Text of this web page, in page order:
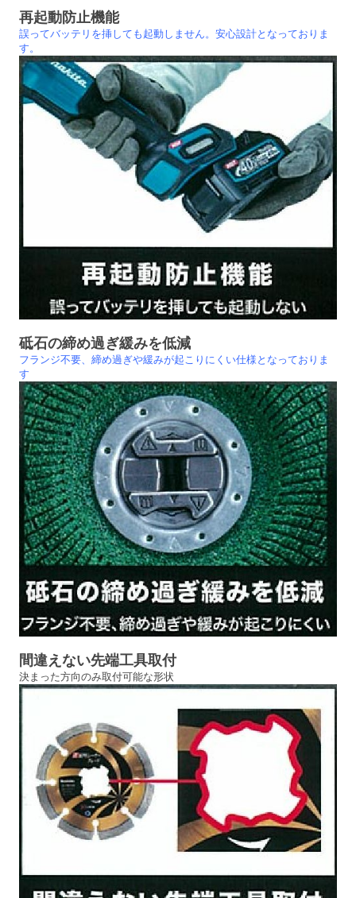
再起動防止機能
誤ってバッテリを挿しても起動しません。安心設計となっておりま
す。
砥石の締め過ぎ緩みを低減
フランジ不要、締め過ぎや緩みが起こりにくい仕様となっておりま
す
間違えない先端工具取付
決まった方向のみ取付可能な形状